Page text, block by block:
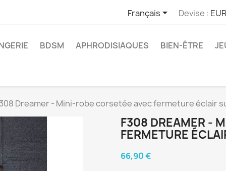
Français Devise :
BDSM APHRODISIAQUES BIEN-ÊTRE
Dreamer - Mini-robe corsetée avec fermeture éclair
F308 DREAMER -
FERMETURE
66,90 €